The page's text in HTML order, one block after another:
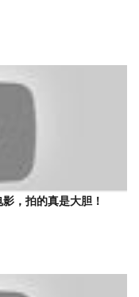
，拍的真是大胆！